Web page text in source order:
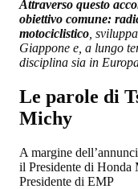
Attraverso questo
obiettivo comune:
motociclistico ,
Giappone e, a lungo
disciplina sia in
Le parole di
Michy
A margine
il Presidente di
Presidente di EMP